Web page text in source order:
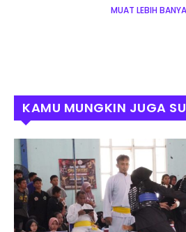
MUAT LEBIH
KAMU MUNGKIN JUGA